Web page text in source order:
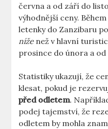
června a od září do
výhodnější ceny.
letenky do Zanzibaru
níženež v hlavní
prosince do února a
Statistiky ukazují, že
klesat, pokud je
před odletem.
podej tajemství, že
odletem by mohla